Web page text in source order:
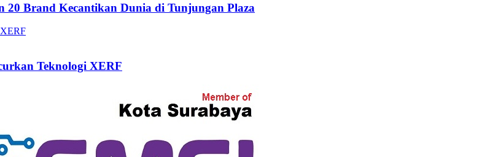
20 Brand Kecantikan Dunia di Tunjungan Plaza
Teknologi XERF